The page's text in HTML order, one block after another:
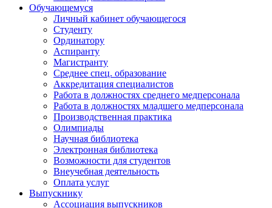
Обучающемуся
Личный кабинет обучающегося
Студенту
Ординатору
Аспиранту
Магистранту
Среднее спец. образование
Аккредитация специалистов
Работа в должностях среднего медперсонала
Работа в должностях младшего медперсонала
Производственная практика
Олимпиады
Научная библиотека
Электронная библиотека
Возможности для студентов
Внеучебная деятельность
Оплата услуг
Выпускнику
Ассоциация выпускников